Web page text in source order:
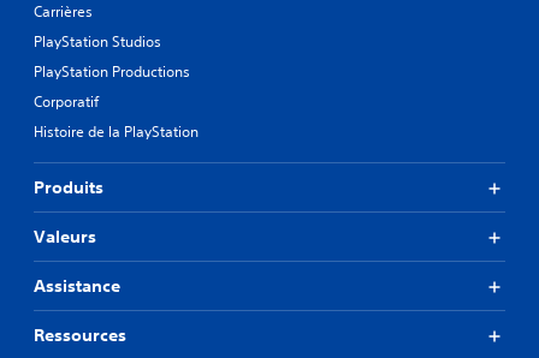
Carrières
PlayStation Studios
PlayStation Productions
Corporatif
Histoire de la PlayStation
Produits
Valeurs
Assistance
Ressources